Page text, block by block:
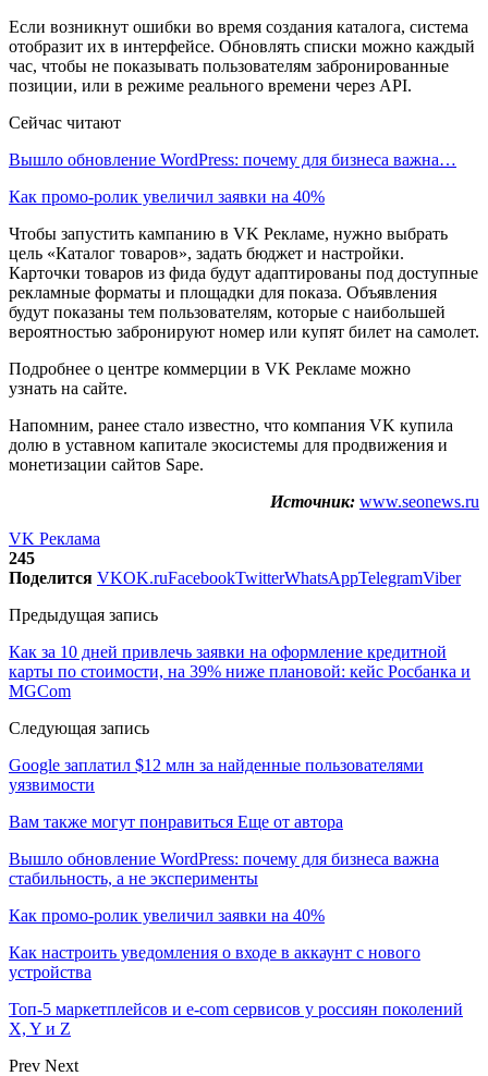
Если возникнут ошибки во время создания каталога, система
отобразит их в интерфейсе. Обновлять списки можно каждый
час, чтобы не показывать пользователям забронированные
позиции, или в режиме реального времени через API.
Сейчас читают
Вышло обновление WordPress: почему для бизнеса важна…
Как промо-ролик увеличил заявки на 40%
Чтобы запустить кампанию в VK Рекламе, нужно выбрать
цель «Каталог товаров», задать бюджет и настройки.
Карточки товаров из фида будут адаптированы под доступные
рекламные форматы и площадки для показа. Объявления
будут показаны тем пользователям, которые с наибольшей
вероятностью забронируют номер или купят билет на самолет.
Подробнее о центре коммерции в VK Рекламе можно
узнать на сайте.
Напомним, ранее стало известно, что компания VK купила
долю в уставном капитале экосистемы для продвижения и
монетизации сайтов Sape.
Источник: www.seonews.ru
VK Реклама
245
Поделится VKOK.ruFacebookTwitterWhatsAppTelegramViber
Предыдущая запись
Как за 10 дней привлечь заявки на оформление кредитной
карты по стоимости, на 39% ниже плановой: кейс Росбанка и
MGCom
Следующая запись
Google заплатил $12 млн за найденные пользователями
уязвимости
Вам также могут понравиться Еще от автора
Вышло обновление WordPress: почему для бизнеса важна
стабильность, а не эксперименты
Как промо-ролик увеличил заявки на 40%
Как настроить уведомления о входе в аккаунт с нового
устройства
Топ-5 маркетплейсов и e-com сервисов у россиян поколений
X, Y и Z
Prev Next